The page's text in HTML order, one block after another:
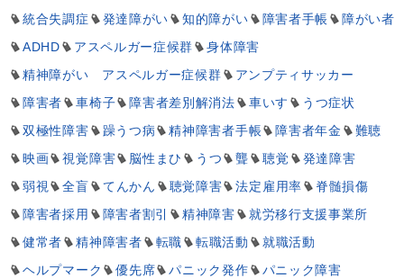
統合失調症
発達障がい 知的障がい 障害者手帳
障がい者
ADHD
アスペルガー症候群
身体障害
精神障がい アスペルガー症候群
アンプティサッカー
障害者
車椅子 障害者差別解消法 車いす
うつ症状
双極性障害
躁うつ病 精神障害者手帳 障害者年金
難聴
映画
視覚障害 脳性まひ うつ 聾 聴覚
発達障害
弱視
全盲 てんかん 聴覚障害 法定雇用率
脊髄損傷
障害者採用
障害者割引 精神障害
就労移行支援事業所
健常者
精神障害者 転職 転職活動
就職活動
ヘルプマーク
優先席 パニック発作
パニック障害